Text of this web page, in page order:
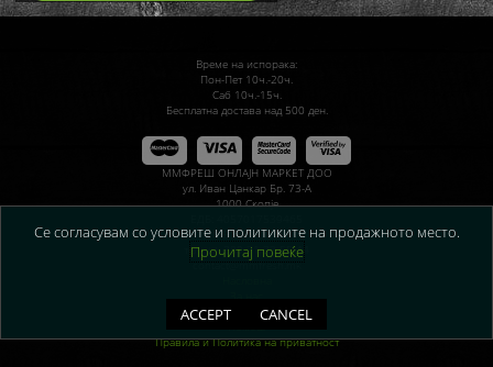
Време на испорака:
Пон-Пет 10ч.-20ч.
Саб 10ч.-15ч.
Бесплатна достава над 500 ден.
ММФРЕШ ОНЛАЈН МАРКЕТ ДОО
ул. Иван Цанкар Бр. 73-А
1000 Скопје
ЕМБС: 7250800
тел.: ++ 389 71 33 55 44
contact@mmfresh.mk
За нас
Како да порачате?
Помош
Правила и Политика на приватност
Се согласувам со условите и политиките на продажното место.
Прочитај повеќе
ACCEPT CANCEL